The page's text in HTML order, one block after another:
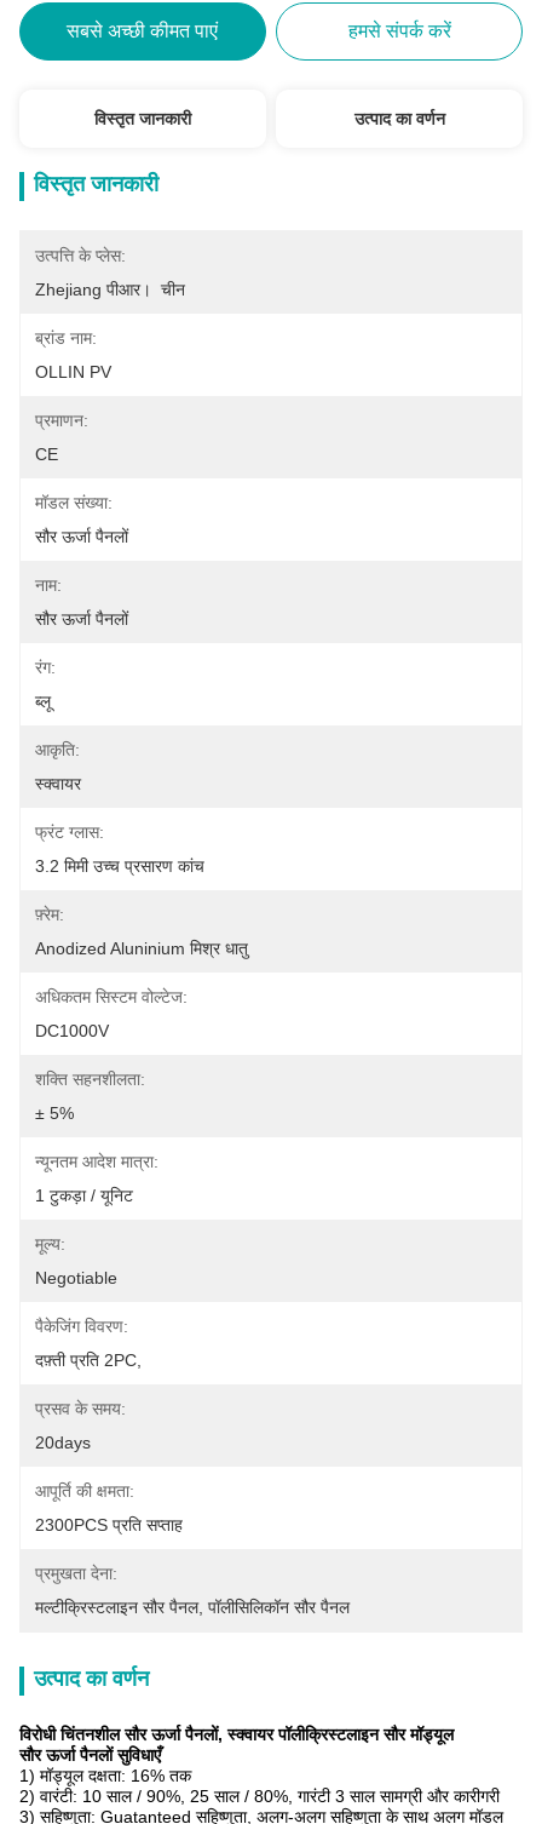
सबसे अच्छी कीमत पाएं हमसे संपर्क करें
विस्तृत जानकारी उत्पाद का वर्णन
विस्तृत जानकारी
उत्पत्ति के प्लेस:
Zhejiang पीआर।  चीन
ब्रांड नाम:
OLLIN PV
प्रमाणन:
CE
मॉडल संख्या:
सौर ऊर्जा पैनलों
नाम:
सौर ऊर्जा पैनलों
रंग:
ब्लू
आकृति:
स्क्वायर
फ्रंट ग्लास:
3.2 मिमी उच्च प्रसारण कांच
फ़्रेम:
Anodized Aluninium मिश्र धातु
अधिकतम सिस्टम वोल्टेज:
DC1000V
शक्ति सहनशीलता:
± 5%
न्यूनतम आदेश मात्रा:
1 टुकड़ा / यूनिट
मूल्य:
Negotiable
पैकेजिंग विवरण:
दफ़्ती प्रति 2PC,
प्रसव के समय:
20days
आपूर्ति की क्षमता:
2300PCS प्रति सप्ताह
प्रमुखता देना:
मल्टीक्रिस्टलाइन सौर पैनल, पॉलीसिलिकॉन सौर पैनल
उत्पाद का वर्णन
विरोधी चिंतनशील सौर ऊर्जा पैनलों, स्क्वायर पॉलीक्रिस्टलाइन सौर मॉड्यूल
सौर ऊर्जा पैनलों सुविधाएँ
1) मॉड्यूल दक्षता: 16% तक
2) वारंटी: 10 साल / 90%, 25 साल / 80%, गारंटी 3 साल सामग्री और कारीगरी
3) सहिष्णुता: Guatanteed सहिष्णुता, अलग-अलग सहिष्णुता के साथ अलग मॉडल